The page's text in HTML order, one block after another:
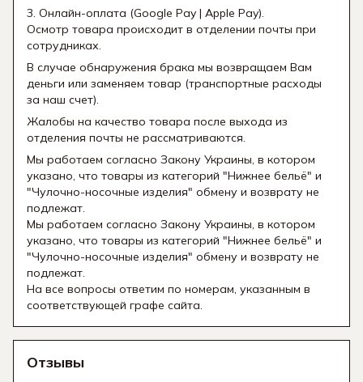
3. Онлайн-оплата (Google Pay | Apple Pay).
Осмотр товара происходит в отделении почты при
сотрудниках.
В случае обнаружения брака мы возвращаем Вам
деньги или заменяем товар (транспортные расходы
за наш счет).
Жалобы на качество товара после выхода из
отделения почты не рассматриваются.
Мы работаем согласно Закону Украины, в котором
указано, что товары из категорий "Нижнее бельё" и
"Чулочно-носочные изделия" обмену и возврату не
подлежат.
Мы работаем согласно Закону Украины, в котором
указано, что товары из категорий "Нижнее бельё" и
"Чулочно-носочные изделия" обмену и возврату не
подлежат.
На все вопросы ответим по номерам, указанным в
соответствующей графе сайта.
Отзывы